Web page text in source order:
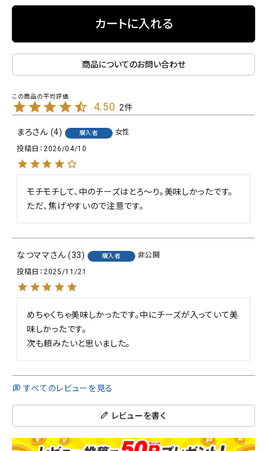
カートに入れる
商品についてのお問い合わせ
4.50 2
まろ 4 購入者
女性
投稿日
2026/04/10
モチモチして、中のチーズはとろ～り。美味しかったです。
ただ、焦げやすいので注意です。
なつママ 33 購入者
非公開
投稿日
2025/11/21
めちゃくちゃ美味しかったです。中にチーズが入っていて美
味しかったです。
次も頼みたいと思いました。
すべてのレビューを見る
レビューを書く